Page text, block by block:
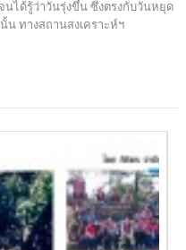
ได้รู้ว่าวันรุ่งขึ้น ซึ่งตรงกับวันหยุด
น ทางสถานสงเคราะห์ฯ